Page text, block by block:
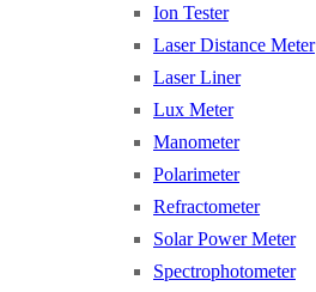
Ion Tester
Laser Distance Meter
Laser Liner
Lux Meter
Manometer
Polarimeter
Refractometer
Solar Power Meter
Spectrophotometer